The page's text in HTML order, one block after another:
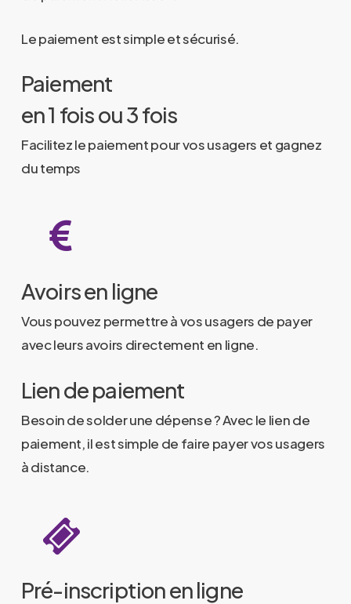
Le paiement est simple et sécurisé.
Paiement
en 1 fois ou 3 fois
Facilitez le paiement pour vos usagers et gagnez
du temps
Avoirs en ligne
Vous pouvez permettre à vos usagers de payer
avec leurs avoirs directement en ligne.
Lien de paiement
Besoin de solder une dépense ? Avec le lien de
paiement, il est simple de faire payer vos usagers
à distance.
Pré-inscription en ligne